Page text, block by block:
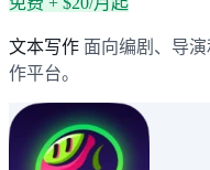
文本写作 面向编剧、导
作平台。